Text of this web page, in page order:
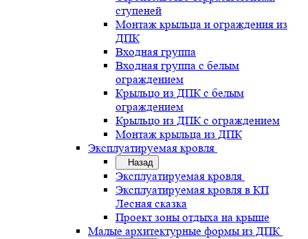
ступеней
Монтаж крыльца и ограждения из
ДПК
Входная группа
Входная группа с белым
ограждением
Крыльцо из ДПК с белым
ограждением
Крыльцо из ДПК с ограждением
Монтаж крыльца из ДПК
Эксплуатируемая кровля
Назад
Эксплуатируемая кровля
Эксплуатируемая кровля в КП
Лесная сказка
Проект зоны отдыха на крыше
Малые архитектурные формы из ДПК